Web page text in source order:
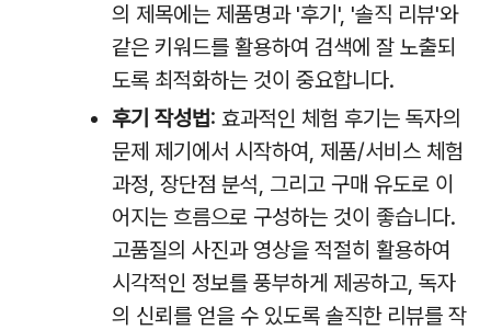
의 제목에는 제품명과 '후기', '솔직 리뷰'와
같은 키워드를 활용하여 검색에 잘 노출되
도록 최적화하는 것이 중요합니다.
후기 작성법: 효과적인 체험 후기는 독자의
문제 제기에서 시작하여, 제품/서비스 체험
과정, 장단점 분석, 그리고 구매 유도로 이
어지는 흐름으로 구성하는 것이 좋습니다.
고품질의 사진과 영상을 적절히 활용하여
시각적인 정보를 풍부하게 제공하고, 독자
의 신뢰를 얻을 수 있도록 솔직한 리뷰를 작